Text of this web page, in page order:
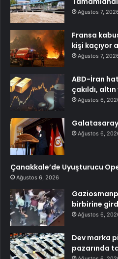
Ağustos 7,
Fransa
kişi kaçıyor
Ağustos 7,
ABD-İran
çakıldı,
Ağustos 6,
Ağustos 6,
Çanakkale’de Uyuşturucu
Ağustos 6, 2026
birbirine
Ağustos 6,
Dev marka
pazarında